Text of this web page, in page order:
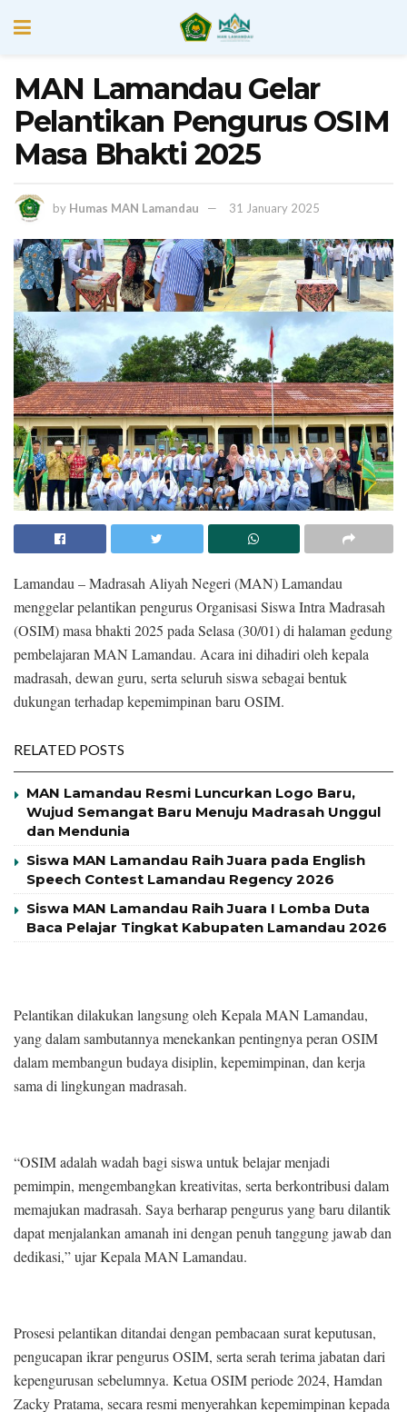
MAN Lamandau Gelar
Pelantikan Pengurus OSIM
Masa Bhakti 2025
by Humas MAN Lamandau 31 January 2025
Lamandau – Madrasah Aliyah Negeri (MAN) Lamandau
menggelar pelantikan pengurus Organisasi Siswa Intra Madrasah
(OSIM) masa bhakti 2025 pada Selasa (30/01) di halaman gedung
pembelajaran MAN Lamandau. Acara ini dihadiri oleh kepala
madrasah, dewan guru, serta seluruh siswa sebagai bentuk
dukungan terhadap kepemimpinan baru OSIM.
RELATED POSTS
MAN Lamandau Resmi Luncurkan Logo Baru,
Wujud Semangat Baru Menuju Madrasah Unggul
dan Mendunia
Siswa MAN Lamandau Raih Juara pada English
Speech Contest Lamandau Regency 2026
Siswa MAN Lamandau Raih Juara I Lomba Duta
Baca Pelajar Tingkat Kabupaten Lamandau 2026
Pelantikan dilakukan langsung oleh Kepala MAN Lamandau,
yang dalam sambutannya menekankan pentingnya peran OSIM
dalam membangun budaya disiplin, kepemimpinan, dan kerja
sama di lingkungan madrasah.
“OSIM adalah wadah bagi siswa untuk belajar menjadi
pemimpin, mengembangkan kreativitas, serta berkontribusi dalam
memajukan madrasah. Saya berharap pengurus yang baru dilantik
dapat menjalankan amanah ini dengan penuh tanggung jawab dan
dedikasi,” ujar Kepala MAN Lamandau.
Prosesi pelantikan ditandai dengan pembacaan surat keputusan,
pengucapan ikrar pengurus OSIM, serta serah terima jabatan dari
kepengurusan sebelumnya. Ketua OSIM periode 2024, Hamdan
Zacky Pratama, secara resmi menyerahkan kepemimpinan kepada